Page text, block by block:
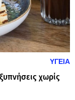
ΥΓΕΙΑ
χωρίς